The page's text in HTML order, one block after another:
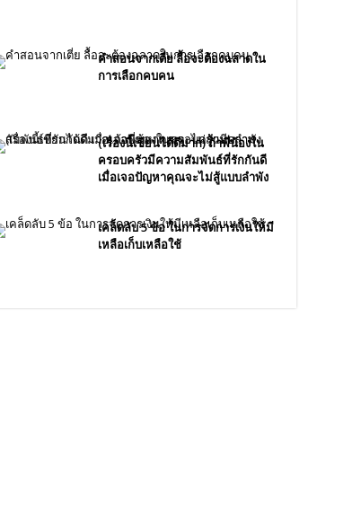
คำสอนจากเตี่ย ลื้อจะต้องฉลาดใน
การเลือกคบคน
(เรื่องนี้เขียนได้ดีมาก) ถ้าพี่น้องใน
ครอบครัวมีความสัมพันธ์ที่รักกันดี
เมื่อเจอปัญหาคุณจะไม่สู้แบบลำพัง
เคล็ดลับ 5 ข้อ ในการจัดการเงินให้มี
เหลือเก็บเหลือใช้